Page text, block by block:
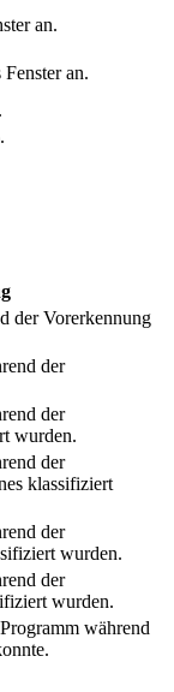
an.
Fenster an.
der Vorerkennung
der
der
wurden.
der
klassifiziert
der
wurden.
der
wurden.
während